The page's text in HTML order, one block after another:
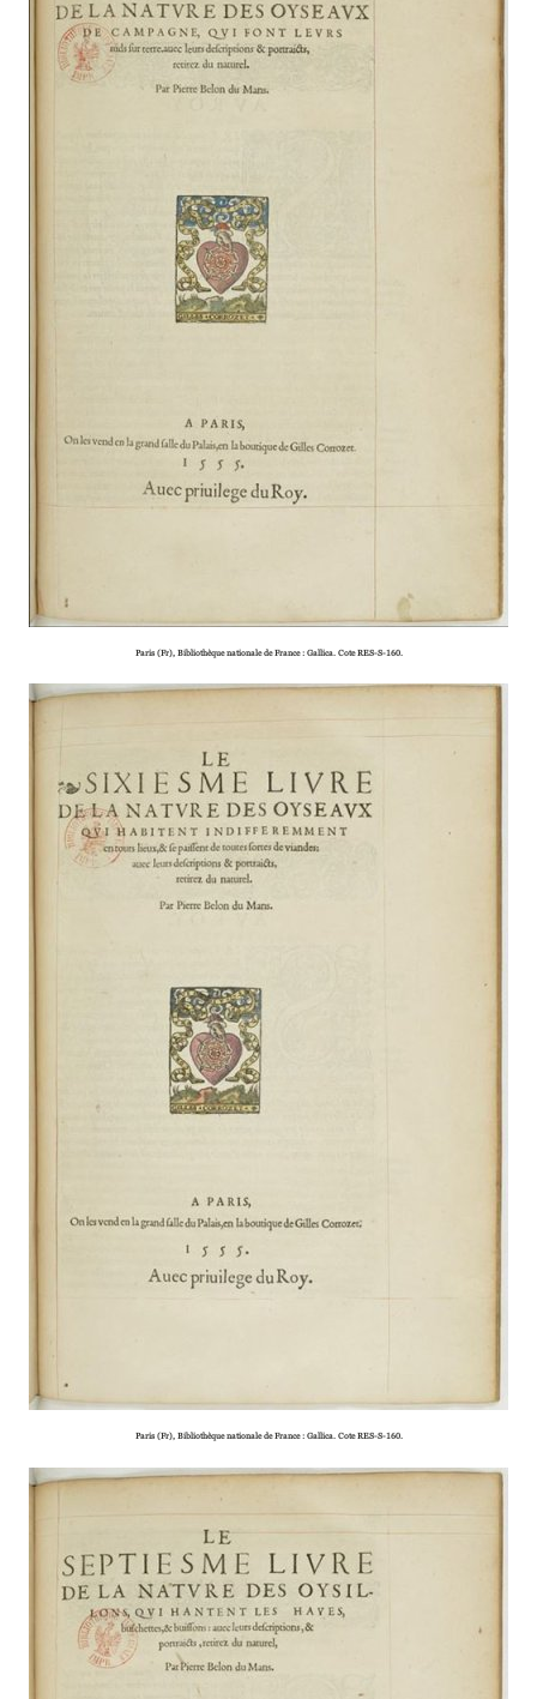
Paris (Fr), Bibliothèque natio­­­­nale de France : Gallica. Cote RES-S-160.
Paris (Fr), Bibliothèque natio­­­­nale de France : Gallica. Cote RES-S-160.